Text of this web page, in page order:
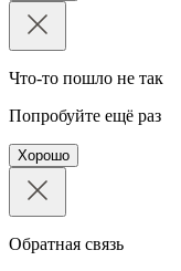
Что-то пошло не так
Попробуйте ещё раз
Хорошо
Обратная связь